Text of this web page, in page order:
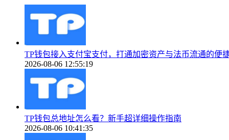
TP钱包接入支付宝支付，打通加密资产与法币流通的便
2026-08-06 12:55:19
TP钱包总地址怎么看？新手超详细操作指南
2026-08-06 10:41:35